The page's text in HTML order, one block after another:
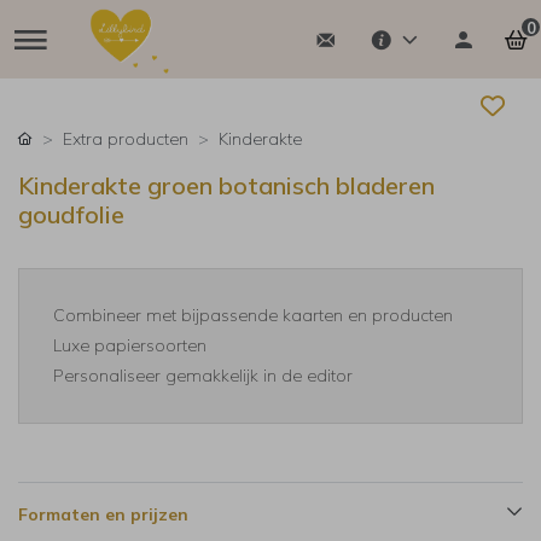
0
Extra producten Kinderakte
Kinderakte groen botanisch bladeren
goudfolie
Combineer met bijpassende kaarten en producten
Luxe papiersoorten
Personaliseer gemakkelijk in de editor
Formaten en prijzen